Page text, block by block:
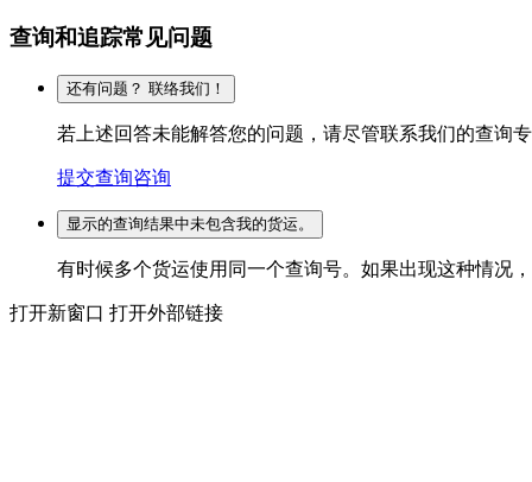
查询和追踪常见问题
还有问题？ 联络我们！
若上述回答未能解答您的问题，请尽管联系我们的查询
提交查询咨询
显示的查询结果中未包含我的货运。
有时候多个货运使用同一个查询号。如果出现这种情况
打开新窗口 打开外部链接